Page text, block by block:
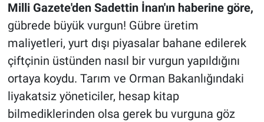
Milli Gazete'den Sadettin İnan'ın haberine göre,
gübrede büyük vurgun! Gübre üretim
maliyetleri, yurt dışı piyasalar bahane edilerek
çiftçinin üstünden nasıl bir vurgun yapıldığını
ortaya koydu. Tarım ve Orman Bakanlığındaki
liyakatsiz yöneticiler, hesap kitap
bilmediklerinden olsa gerek bu vurguna göz